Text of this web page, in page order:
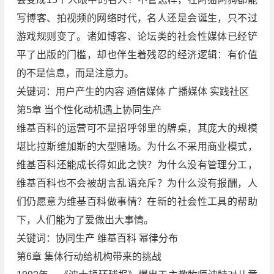
写博客、拍视频的网络时代，名人还是会诞生，只不过
游戏规则变了。诸如博客、论坛类的社会性媒体已经铲
平了出版的门槛，却也伴生着残忍的经济逻辑：有价值
的不是信息，而是注意力。
关键词：用户产生的内容 通信媒体 广播媒体 实践社区
第5章 当个性化动机遇上协同生产
维基百科的运营可不是招呼邻里的牌桌，其庞大的规模
堪比拉斯维加斯的大型赌场。为什么不采用商业模式，
维基百科还能成长得如此之快？为什么没有管理分工，
维基百科也不会被胡言乱语充斥？为什么没有报酬，人
们仍愿意为维基百科做事情？在新的社会性工具的帮助
下，人们能为了爱做出大事情。
关键词：协同生产 维基百科 幂律分布
第6章 集体行动给机构带来的挑战